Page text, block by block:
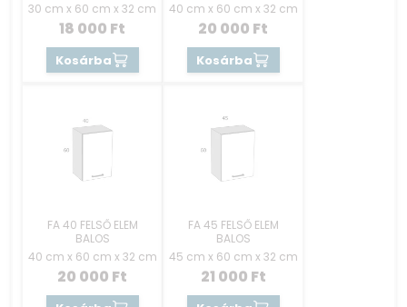
30 cm x 60 cm x 32 cm
18 000 Ft
Kosárba
40 cm x 60 cm x 32 cm
20 000 Ft
Kosárba
FA 40 FELSŐ ELEM
BALOS
40 cm x 60 cm x 32 cm
20 000 Ft
FA 45 FELSŐ ELEM
BALOS
45 cm x 60 cm x 32 cm
21 000 Ft